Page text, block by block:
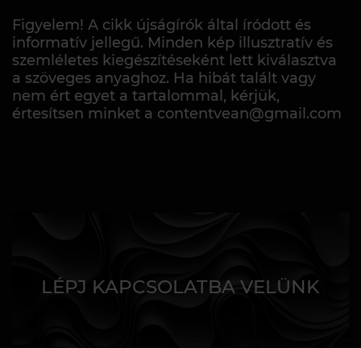
Figyelem! A cikk újságírók által íródott és
informatív jellegű. Minden kép illusztratív és
szemléletes kiegészítéseként lett kiválasztva
a szöveges anyaghoz. Ha hibát talált vagy
nem ért egyet a tartalommal, kérjük,
értesítsen minket a contentvean@gmail.com
LÉPJ KAPCSOLATBA VELÜNK